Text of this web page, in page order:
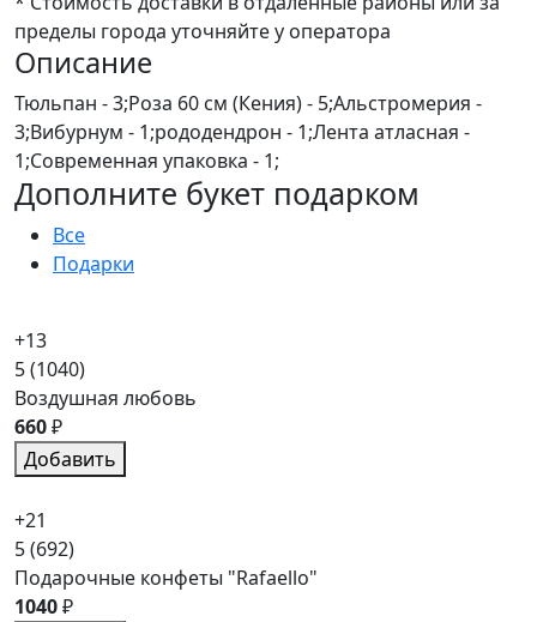
пределы города уточняйте у оператора
Описание
Тюльпан - 3;Роза 60 см (Кения) - 5;Альстромерия -
3;Вибурнум - 1;рододендрон - 1;Лента атласная -
1;Современная упаковка - 1;
Дополните букет подарком
Все
Подарки
+13
5(1040)
Воздушная любовь
660₽
Добавить
+21
5(692)
Подарочные конфеты "Rafaello"
1040₽